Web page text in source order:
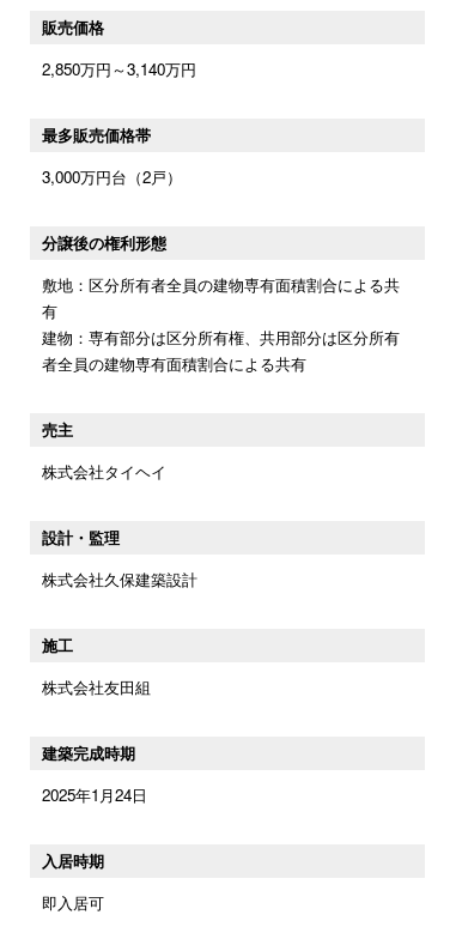
販売価格
2,850万円～3,140万円
最多販売価格帯
3,000万円台（2戸）
分譲後の権利形態
敷地：区分所有者全員の建物専有面積割合による共
有
建物：専有部分は区分所有権、共用部分は区分所有
者全員の建物専有面積割合による共有
売主
株式会社タイヘイ
設計・監理
株式会社久保建築設計
施工
株式会社友田組
建築完成時期
2025年1月24日
入居時期
即入居可